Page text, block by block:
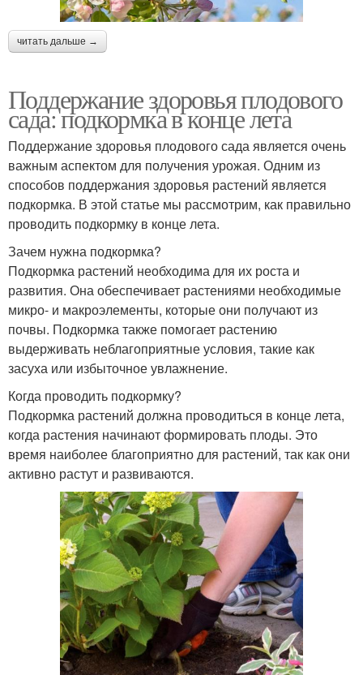
читать дальше →
Поддержание здоровья плодового
сада: подкормка в конце лета
Поддержание здоровья плодового сада является очень
важным аспектом для получения урожая. Одним из
способов поддержания здоровья растений является
подкормка. В этой статье мы рассмотрим, как правильно
проводить подкормку в конце лета.
Зачем нужна подкормка?
Подкормка растений необходима для их роста и
развития. Она обеспечивает растениями необходимые
микро- и макроэлементы, которые они получают из
почвы. Подкормка также помогает растению
выдерживать неблагоприятные условия, такие как
засуха или избыточное увлажнение.
Когда проводить подкормку?
Подкормка растений должна проводиться в конце лета,
когда растения начинают формировать плоды. Это
время наиболее благоприятно для растений, так как они
активно растут и развиваются.